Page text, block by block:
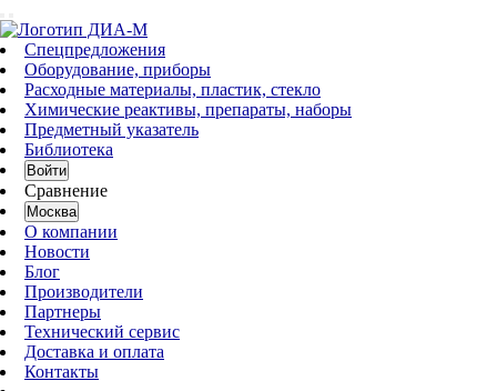
Спецпредложения
Оборудование, приборы
Расходные материалы, пластик, стекло
Химические реактивы, препараты, наборы
Предметный указатель
Библиотека
Войти
Сравнение
Москва
О компании
Новости
Блог
Производители
Партнеры
Технический сервис
Доставка и оплата
Контакты